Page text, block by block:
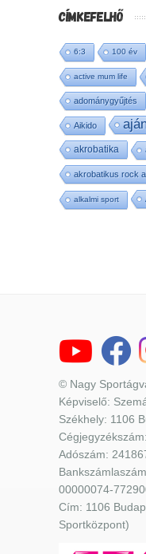
CÍMKEFELHŐ
6:3 100 év
active mum life
adománygyűjtés
Aikido
akrobatika
akrobatikus rock
alkalmi sport
© Nagy
Képviselő:
Székhely: 1106
Adószám:
00000074-
Cím: 1106
Sportközpont)